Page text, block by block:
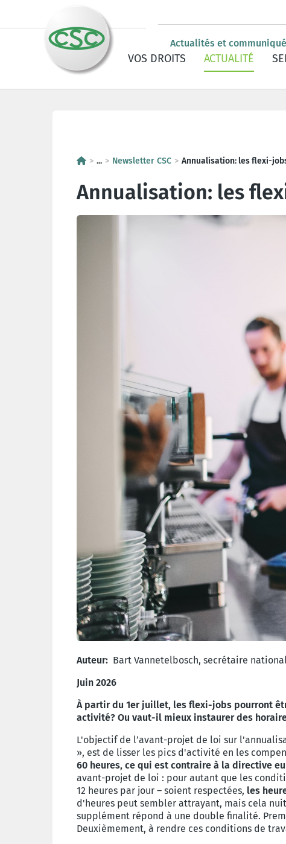
Actualités et
VOS DROITS ACTUALITÉ
... Newsletter CSC Annualisation: les flexi-
Annualisation: les
Auteur: Bart Vannetelbosch, secrétaire national
Juin 2026
À partir du 1er juillet, les flexi-jobs pourront
activité? Ou vaut-il mieux instaurer des
L'objectif de l’avant-projet de loi sur
», est de lisser les pics d'activité en les
60 heures, ce qui est contraire à la directive
avant-projet de loi : pour autant que les
12 heures par jour – soient respectées, les
d'heures peut sembler attrayant, mais cela
supplément répond à une double finalité.
Deuxièmement, à rendre ces conditions de